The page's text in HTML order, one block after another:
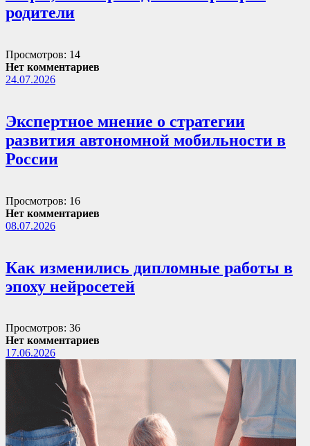
родители
Просмотров: 14
Нет комментариев
24.07.2026
Экспертное мнение о стратегии
развития автономной мобильности в
России
Просмотров: 16
Нет комментариев
08.07.2026
Как изменились дипломные работы в
эпоху нейросетей
Просмотров: 36
Нет комментариев
17.06.2026